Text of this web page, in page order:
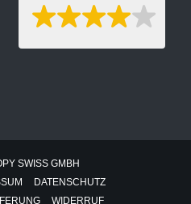
SWISS GMBH
DATENSCHUTZ
WIDERRUF